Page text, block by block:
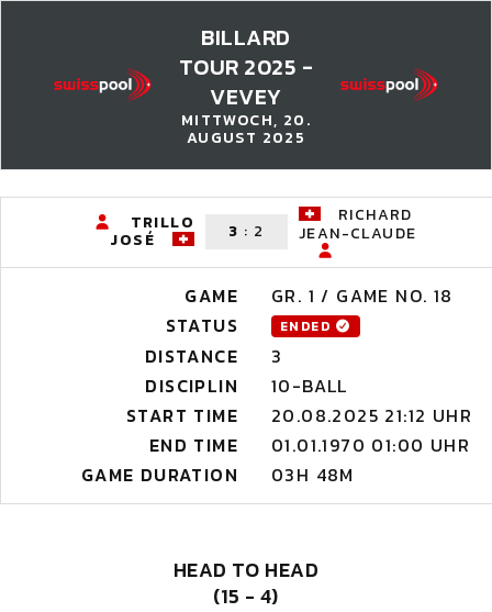
BILLARD
TOUR 2025 -
VEVEY
MITTWOCH, 20.
AUGUST 2025
TRILLO
JOSÉ 3 : 2
RICHARD
JEAN-CLAUDE
GAME
GR. 1 / GAME NO. 18
STATUS
ENDED
DISTANCE
3
DISCIPLIN
10-BALL
START TIME
20.08.2025 21:12 UHR
END TIME
01.01.1970 01:00 UHR
GAME DURATION
03H 48M
HEAD TO HEAD
(15 - 4)